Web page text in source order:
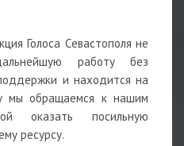
Голоса Севастополя не
работу без
и находится на
мы обращаемся к нашим
оказать посильную
ресурсу.